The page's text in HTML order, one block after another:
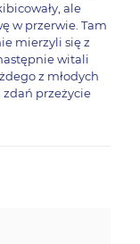
ale
w przerwie. Tam
mierzyli się z
witali
z młodych
przeżycie